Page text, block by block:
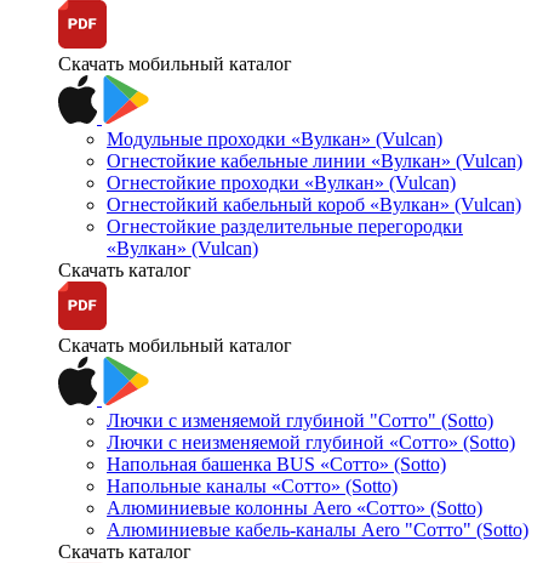
Скачать мобильный каталог
Модульные проходки «Вулкан» (Vulcan)
Огнестойкие кабельные линии «Вулкан» (Vulcan)
Огнестойкие проходки «Вулкан» (Vulcan)
Огнестойкий кабельный короб «Вулкан» (Vulcan)
Огнестойкие разделительные перегородки
«Вулкан» (Vulcan)
Скачать каталог
Скачать мобильный каталог
Лючки с изменяемой глубиной "Сотто" (Sotto)
Лючки с неизменяемой глубиной «Сотто» (Sotto)
Напольная башенка BUS «Сотто» (Sotto)
Напольные каналы «Сотто» (Sotto)
Алюминиевые колонны Aero «Сотто» (Sotto)
Алюминиевые кабель-каналы Aero "Сотто" (Sotto)
Скачать каталог